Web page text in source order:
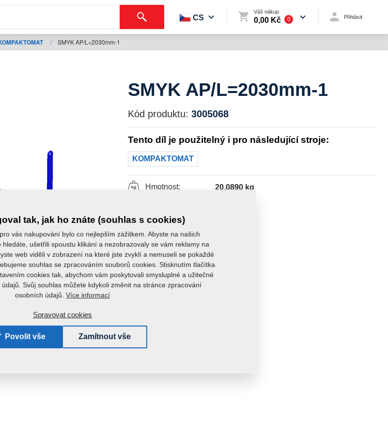
CS
Váš nákup
0,00 Kč 0 Přihlásit
/ SMYK AP/L=2030mm-1
SMYK AP/L=2030mm-1
Kód produktu: 3005068
Tento díl je použitelný i pro následující stroje:
KOMPAKTOMAT
Hmotnost: 20,0890 kg
tak, jak ho znáte (souhlas s cookies)
vás nakupování bylo co nejlepším zážitkem. Abyste na našich
ušetřili spoustu klikání a nezobrazovaly se vám reklamy na
web viděli v zobrazení na které jste zvyklí a nemuseli se pokaždé
souhlas se zpracováním souborů cookies. Stisknutím tlačítka
cookies tak, abychom vám poskytovali smysluplné a užitečné
Svůj souhlas můžete kdykoli změnit na stránce zpracování
osobních údajů. Více informací
Spravovat cookies
Povolit vše Zamítnout vše